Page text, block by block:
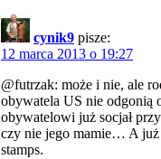
cynik9 pisze:
12 marca 2013 o 19:27
@futrzak: może i nie, ale
obywatela US nie odgonią
obywatelowi już socjał
czy nie jego mamie… A
stamps.